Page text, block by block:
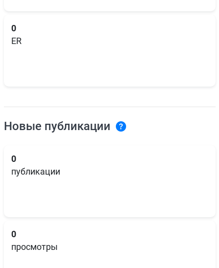
0
ER
Новые публикации
0
публикации
0
просмотры